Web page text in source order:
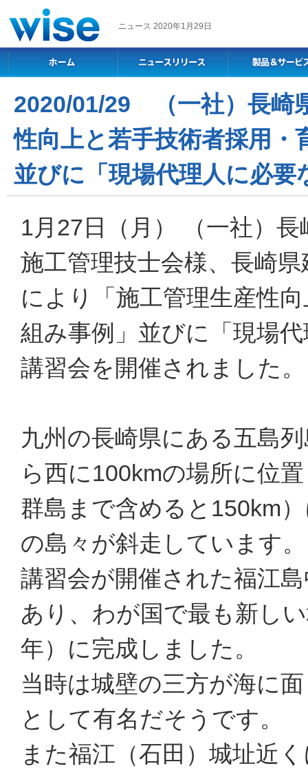
ニュース 2020年1月29日
2020/01/29 （一社）長崎
性向上と若手技術者採用・
並びに「現場代理人に必
1月27日（月） （一社）
施工管理技士会様、長崎
により「施工管理生産性
組み事例」並びに「現場
講習会を開催されました。
九州の長崎県にある五島
ら西に100kmの場所に位
群島まで含めると150km
の島々が斜走しています。
講習会が開催された福江
あり、わが国で最も新し
年）に完成しました。
当時は城壁の三方が海に
として有名だそうです。
また福江（石田）城址近